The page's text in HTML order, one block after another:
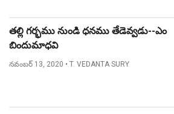
తల్లి గర్భము నుండి ధనము తేడెవ్వడు--ఎం
బిందుమాధవి
నవంబర్ 13, 2020 • T. VEDANTA SURY